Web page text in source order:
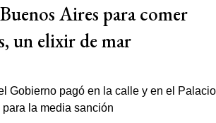
Aires para comer
un elixir de mar